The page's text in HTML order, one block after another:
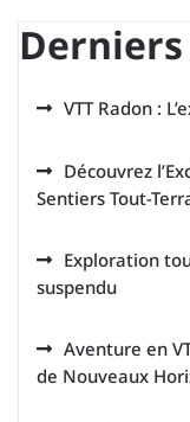
Derniers
VTT Radon :
Découvrez
Sentiers Tout-
Exploration
suspendu
Aventure en
de Nouveaux